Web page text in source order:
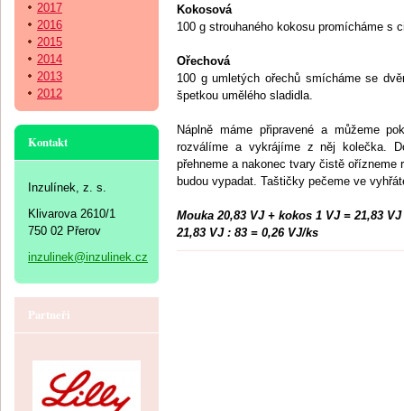
Kokosová
100 g strouhaného kokosu promícháme s
Ořechová
100 g umletých ořechů smícháme se
špetkou umělého sladidla.
Náplně máme připravené a můžeme
rozválíme a vykrájíme z něj kolečka.
přehneme a nakonec tvary čistě
budou vypadat. Taštičky pečeme ve
Mouka 20,83 VJ + kokos 1 VJ = 21,83 VJ
21,83 VJ : 83 = 0,26 VJ/ks
2017
2016
2015
2014
2013
2012
Kontakt
Inzulínek, z. s.
Klivarova 2610/1
750 02 Přerov
inzulinek@inzulinek.cz
Partneři